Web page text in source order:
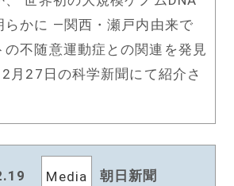
らかに ―関西・瀬戸内由来で
の不随意運動症との関連を発見
月27日の科学新聞にて紹介さ
Media 朝日新聞